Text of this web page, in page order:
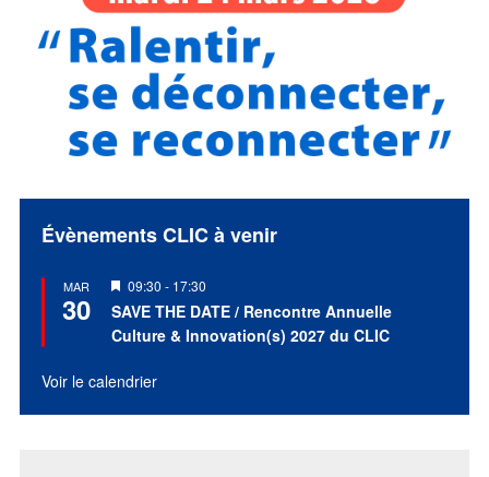
Évènements CLIC à venir
MAR
30
Mis
en
avant
09:30 - 17:30
SAVE THE DATE / Rencontre Annuelle
Culture & Innovation(s) 2027 du CLIC
Voir le calendrier